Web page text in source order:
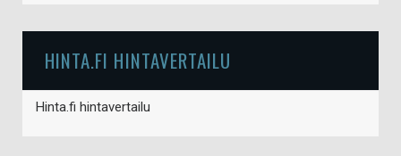
HINTA.FI HINTAVERTAILU
Hinta.fi hintavertailu